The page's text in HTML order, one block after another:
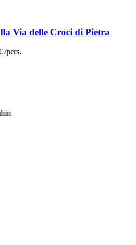
Via delle Croci di Pietra
/pers.